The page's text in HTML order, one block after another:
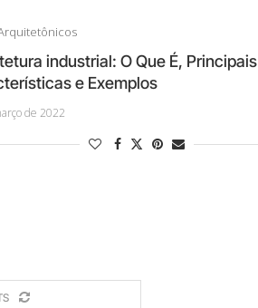
industrial: O Que É, Principais
e Exemplos
de 2022